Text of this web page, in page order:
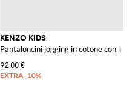
KENZO KIDS
Pantaloncini jogging in cotone con
92,00 €